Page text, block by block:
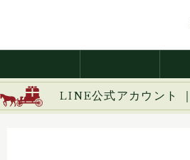
LINE公式アカウント ｜